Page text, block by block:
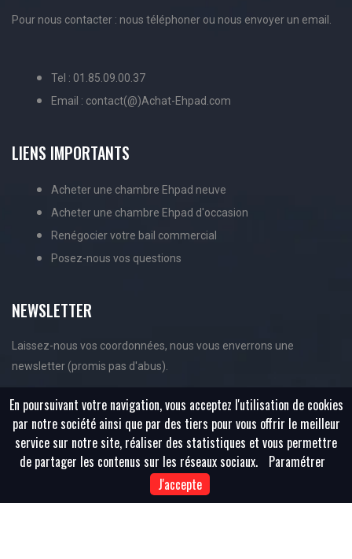
Pour nous contacter : nous téléphoner ou nous envoyer un email.
Tel : 01.85.09.00.37
Email : contact(@)Achat-Ehpad.com
LIENS IMPORTANTS
Acheter une chambre Ehpad neuve
Acheter une chambre Ehpad d'occasion
Renégocier votre bail commercial
Posez-nous vos questions
NEWSLETTER
Laissez-nous vos coordonnées, nous vous enverrons une
newsletter (promis pas d'abus).
En poursuivant votre navigation, vous acceptez l'utilisation de cookies
par notre société ainsi que par des tiers pour vous offrir le meilleur
service sur notre site, réaliser des statistiques et vous permettre
de partager les contenus sur les réseaux sociaux.
Paramétrer
J'accepte